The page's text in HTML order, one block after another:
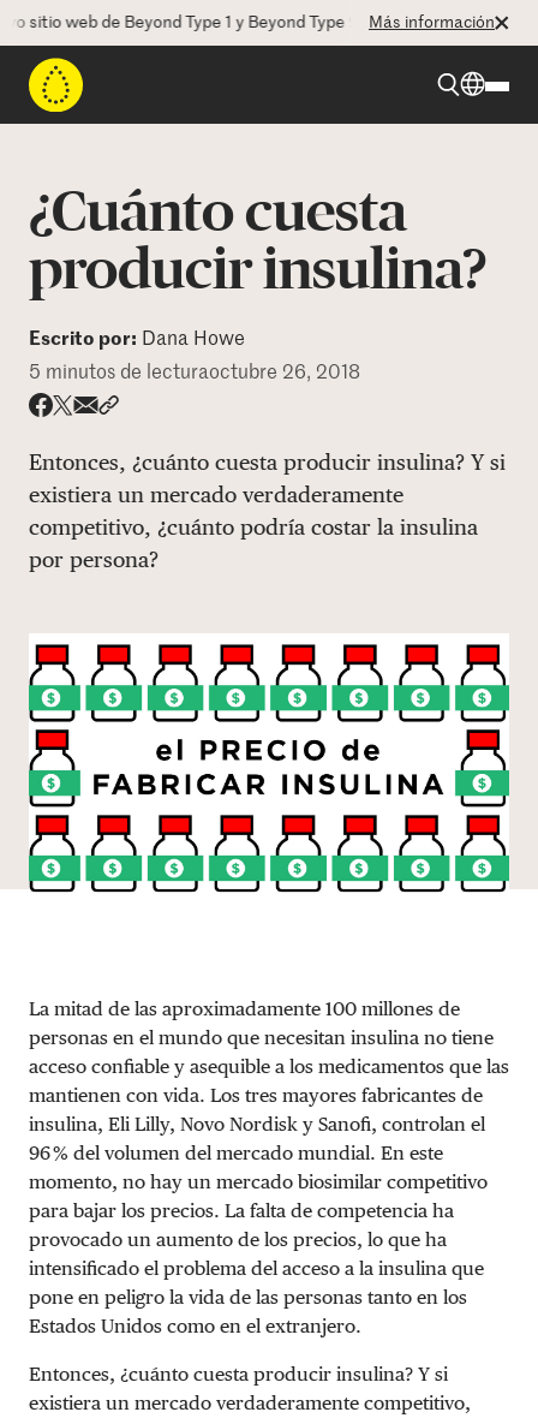
web de Beyond Type 1 y Beyond Type 2! La CEO Deborah Dugan
Más información
Beyond Type 2
Programas
Quienes somos
¿Cuánto cuesta
producir insulina?
Escrito por: Dana Howe
5 minutos de lecturaoctubre 26, 2018
Entonces, ¿cuánto cuesta producir insulina? Y si
existiera un mercado verdaderamente
competitivo, ¿cuánto podría costar la insulina
por persona?
La mitad de las aproximadamente 100 millones de
personas en el mundo que necesitan insulina no tiene
acceso confiable y asequible a los medicamentos que las
mantienen con vida. Los tres mayores fabricantes de
insulina, Eli Lilly, Novo Nordisk y Sanofi, controlan el
96 % del volumen del mercado mundial. En este
momento, no hay un mercado biosimilar competitivo
para bajar los precios. La falta de competencia ha
provocado un aumento de los precios, lo que ha
intensificado el problema del acceso a la insulina que
pone en peligro la vida de las personas tanto en los
Estados Unidos como en el extranjero.
Entonces, ¿cuánto cuesta producir insulina? Y si
existiera un mercado verdaderamente competitivo,